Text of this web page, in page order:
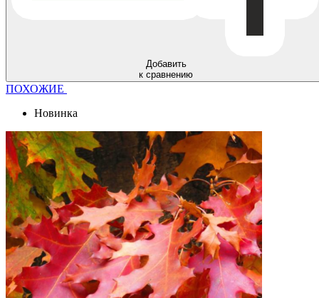
Добавить
к сравнению
ПОХОЖИЕ
Новинка